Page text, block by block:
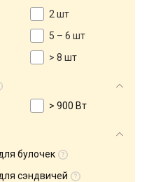
2 шт
5 – 6 шт
> 8 шт
> 900 Вт
булочек
сэндвичей